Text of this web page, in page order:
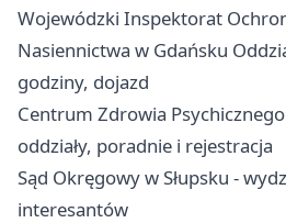
Wojewódzki Inspektorat
Nasiennictwa w Gdańsku
godziny, dojazd
Centrum Zdrowia
oddziały, poradnie i rejestracja
Sąd Okręgowy w Słupsku -
interesantów